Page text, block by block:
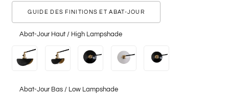
GUIDE DES FINITIONS ET ABAT-JOUR
Abat-Jour Haut / High Lampshade
Abat-Jour Bas / Low Lampshade